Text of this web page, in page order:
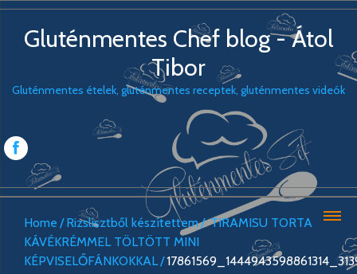
Gluténmentes Chef blog - Átol
Tibor
Gluténmentes ételek, gluténmentes receptek, gluténmentes videók
Home Rizslisztből készítettem
TIRAMISU TORTA
KÁVÉKRÉMMEL TÖLTÖTT MINI
KÉPVISELŐFÁNKOKKAL